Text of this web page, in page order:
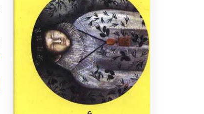
ادبیات آمریکای لاتین
ادبیات آلمان
ادبیات ترکیه
ادبیات آسیا
سایر کشورهای اروپا